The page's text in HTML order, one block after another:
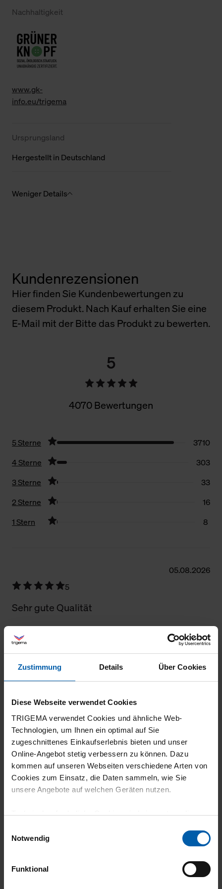
Zustimmung Details Über Cookies
Diese Webseite verwendet Cookies
TRIGEMA verwendet Cookies und ähnliche Web-
Technologien, um Ihnen ein optimal auf Sie
zugeschnittenes Einkaufserlebnis bieten und unser
Online-Angebot stetig verbessern zu können. Dazu
kommen auf unseren Webseiten verschiedene Arten von
Cookies zum Einsatz, die Daten sammeln, wie Sie
unsere Angebote auf welchen Geräten nutzen.
Technisch erforderliche Cookies sind eine notwendige
grundlegende Funktionen wie etwa zur Auswahl und
gewährleisten.
Notwendig
Funktional
Nachhaltigkeit
www.gk-
info.eu/trigema
Ursprungsland
Hergestellt in Deutschland
Weniger Details
Kundenrezensionen
Hier finden Sie Kundenbewertungen zu
diesem Produkt. Nach Kauf erhalten Sie eine
E-Mail mit der Bitte das Produkt zu bewerten.
5
4070 Bewertungen
5 Sterne
3710
4 Sterne
303
3 Sterne
33
2 Sterne
16
1 Stern
8
05.08.2026
5
Sehr gute Qualität
5
Alles zufriedenstellend.
29.07.2026
5
klasse Qualität und der Preis für diese
29.07.2026